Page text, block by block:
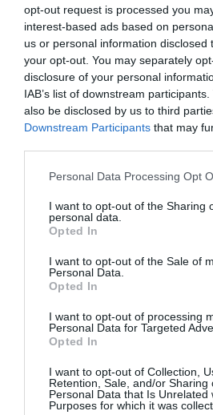
opt-out request is processed you
interest-based ads based on
us or personal information disclosed
your opt-out. You may separately
disclosure of your personal
IAB’s list of downstream
also be disclosed by us to third
Downstream Participants that may
Please note that this website/app
not limited to your visit or usage
grant or deny consent to Google
use your data for below specified
consent section.
Personal Data Processing Opt
I want to opt-out of the Sharing
personal data.
Opted In
I want to opt-out of the Sale of
Personal Data.
Opted In
I want to opt-out of processing
Personal Data for Targeted
Opted In
I want to opt-out of Collection,
Retention, Sale, and/or Sharing
Personal Data that Is Unrelated
Purposes for which it was